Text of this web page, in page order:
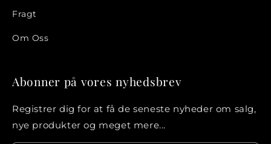
Fragt
Om Oss
Abonner på vores nyhedsbrev
Registrer dig for at få de seneste nyheder om salg,
nye produkter og meget mere...